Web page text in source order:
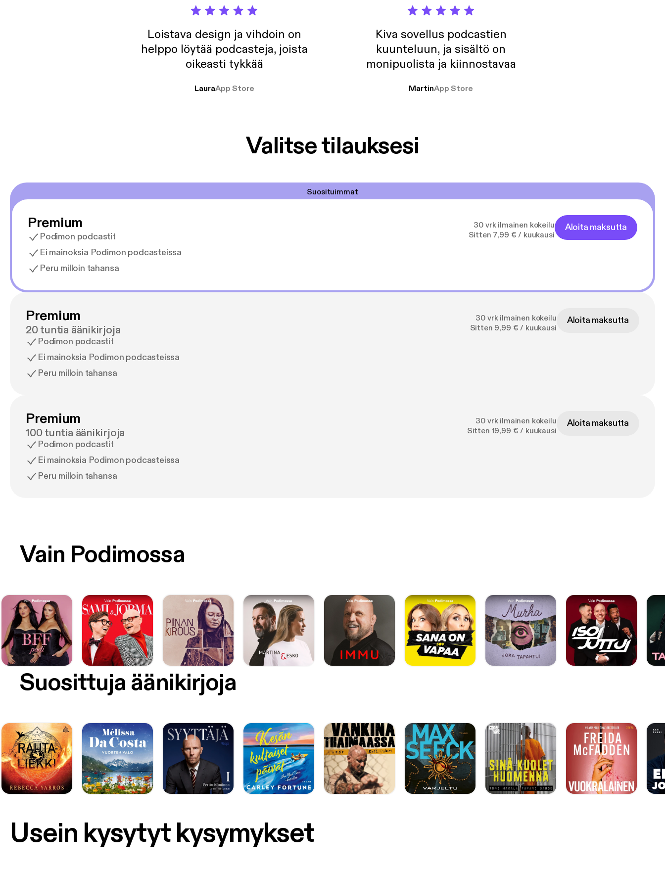
Loistava design ja vihdoin on
helppo löytää podcasteja, joista
oikeasti tykkää
LauraApp Store
Kiva sovellus podcastien
kuunteluun, ja sisältö on
monipuolista ja kiinnostavaa
MartinApp Store
Valitse tilauksesi
Suosituimmat
Premium
Podimon podcastit
Ei mainoksia Podimon podcasteissa
Peru milloin tahansa
30 vrk ilmainen kokeilu
Sitten 7,99 € / kuukausi
Aloita maksutta
Premium
20 tuntia äänikirjoja
Podimon podcastit
Ei mainoksia Podimon podcasteissa
Peru milloin tahansa
30 vrk ilmainen kokeilu
Sitten 9,99 € / kuukausi
Aloita maksutta
Premium
100 tuntia äänikirjoja
Podimon podcastit
Ei mainoksia Podimon podcasteissa
Peru milloin tahansa
30 vrk ilmainen kokeilu
Sitten 19,99 € / kuukausi
Aloita maksutta
Vain Podimossa
Suosittuja äänikirjoja
Usein kysytyt kysymykset